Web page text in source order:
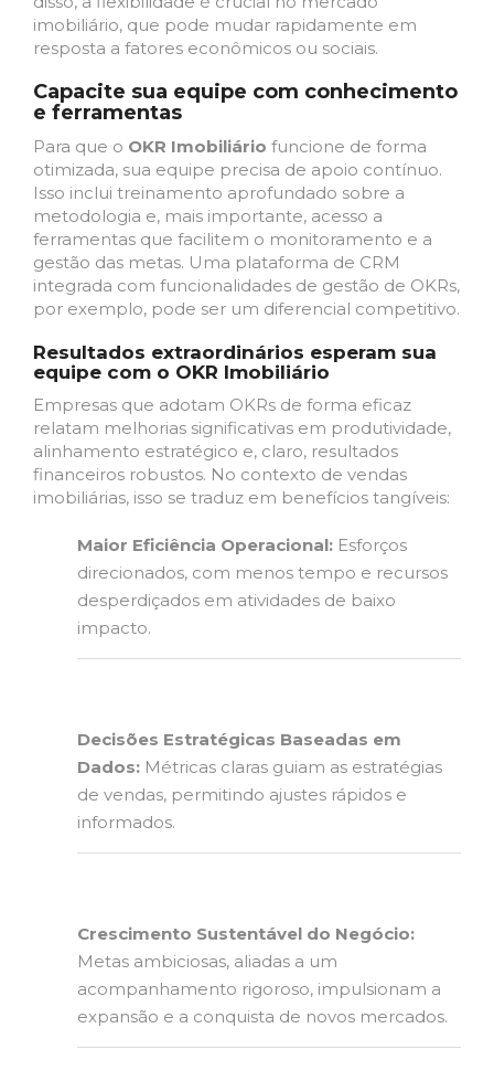
imobiliário, que pode mudar rapidamente em
resposta a fatores econômicos ou sociais.
Capacite sua equipe com conhecimento
e ferramentas
Para que o OKR Imobiliário funcione de forma
otimizada, sua equipe precisa de apoio contínuo.
Isso inclui treinamento aprofundado sobre a
metodologia e, mais importante, acesso a
ferramentas que facilitem o monitoramento e a
gestão das metas. Uma plataforma de CRM
integrada com funcionalidades de gestão de OKRs,
por exemplo, pode ser um diferencial competitivo.
Resultados extraordinários esperam sua
equipe com o OKR Imobiliário
Empresas que adotam OKRs de forma eficaz
relatam melhorias significativas em produtividade,
alinhamento estratégico e, claro, resultados
financeiros robustos. No contexto de vendas
imobiliárias, isso se traduz em benefícios tangíveis:
Maior Eficiência Operacional: Esforços
direcionados, com menos tempo e recursos
desperdiçados em atividades de baixo
impacto.
Decisões Estratégicas Baseadas em
Dados: Métricas claras guiam as estratégias
de vendas, permitindo ajustes rápidos e
informados.
Crescimento Sustentável do Negócio:
Metas ambiciosas, aliadas a um
acompanhamento rigoroso, impulsionam a
expansão e a conquista de novos mercados.